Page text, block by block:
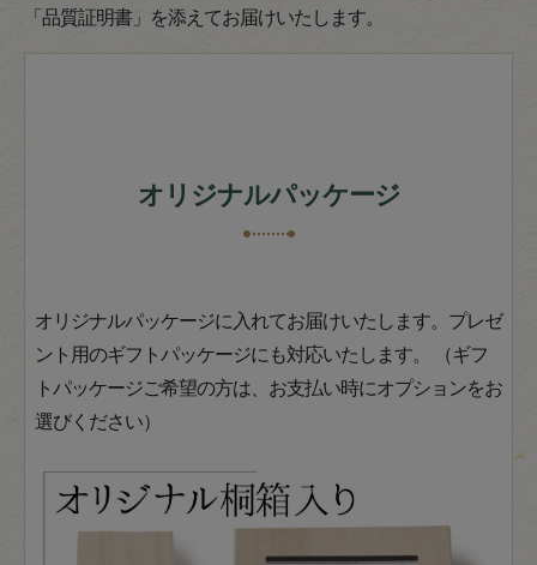
「品質証明書」を添えてお届けいたします。
オリジナルパッケージ
オリジナルパッケージに入れてお届けいたします。プレゼ
ント用のギフトパッケージにも対応いたします。 （ギフ
トパッケージご希望の方は、お支払い時にオプションをお
選びください）